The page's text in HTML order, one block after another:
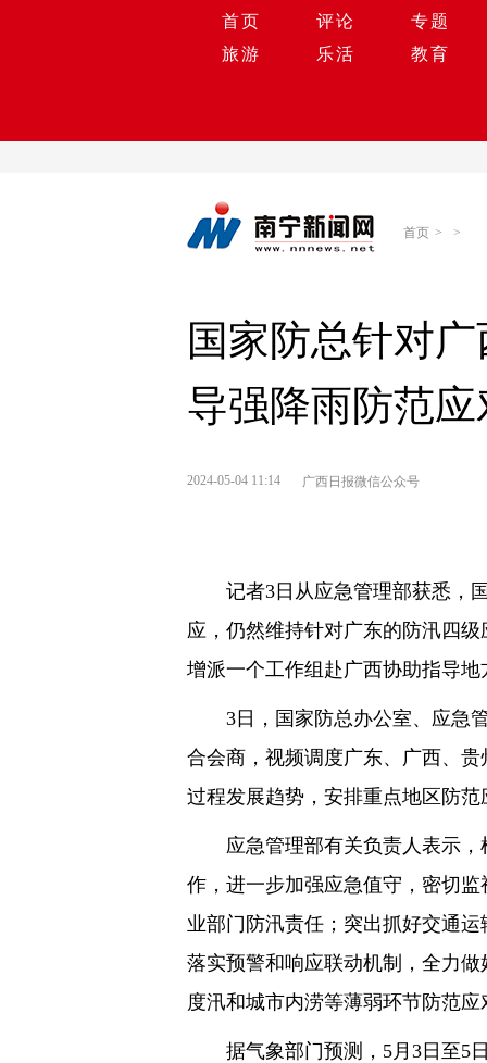
首页 评论
专题
旅游
乐活 教育
首页 > >
国家防总针对
导强降雨防范
2024-05-04 11:14 广西日报微信公众号
记者3日从应急管理部获悉，
应，仍然维持针对广东的防汛四
增派一个工作组赴广西协助指导
3日，国家防总办公室、应急
合会商，视频调度广东、广西、
过程发展趋势，安排重点地区防范
应急管理部有关负责人表示
作，进一步加强应急值守，密切
业部门防汛责任；突出抓好交通
落实预警和响应联动机制，全力
度汛和城市内涝等薄弱环节防范
据气象部门预测，5月3日至5